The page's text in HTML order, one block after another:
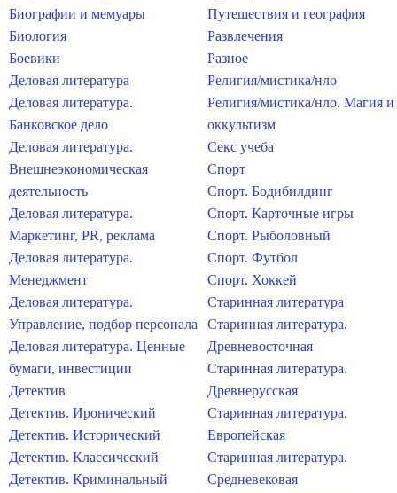
Биографии и мемуары
Биология
Боевики
Деловая литература
Деловая литература.
Банковское дело
Деловая литература.
Внешнеэкономическая
деятельность
Деловая литература.
Маркетинг, PR, реклама
Деловая литература.
Менеджмент
Деловая литература.
Управление, подбор персонала
Деловая литература. Ценные
бумаги, инвестиции
Детектив
Детектив. Иронический
Детектив. Исторический
Детектив. Классический
Детектив. Криминальный
Путешествия и география
Развлечения
Разное
Религия/мистика/нло
Религия/мистика/нло. Магия и
оккультизм
Секс учеба
Спорт
Спорт. Бодибилдинг
Спорт. Карточные игры
Спорт. Рыболовный
Спорт. Футбол
Спорт. Хоккей
Старинная литература
Старинная литература.
Древневосточная
Старинная литература.
Древнерусская
Старинная литература.
Европейская
Старинная литература.
Средневековая